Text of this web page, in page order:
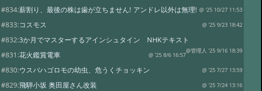
#834:薪割り、最後の株は歯が立ちません! アンドレ以外は無理! @ '25 10/27 11:53
#833:コスモス @ '25 9/23 18:42
#832:3か月でマスターするアインシュタイン NHKテキスト
@管理人 '25 9/16 18:39
#831:花火鑑賞電車 @ '25 8/6 16:57
#830:ウスバハゴロモの幼虫、危うくチョッキン @ '25 7/27 13:59
#829:飛騨小坂 奥田屋さん改装 @ '25 7/24 13:16